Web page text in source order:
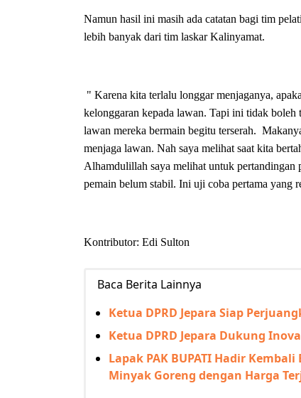
Namun hasil ini masih ada catatan bagi tim
lebih banyak dari tim laskar Kalinyamat.
" Karena kita terlalu longgar menjaganya,
kelonggaran kepada lawan. Tapi ini tidak
lawan mereka bermain begitu terserah.
menjaga lawan. Nah saya melihat saat kita
Alhamdulillah saya melihat untuk
pemain belum stabil. Ini uji coba pertama yang
Kontributor: Edi Sulton
Baca Berita Lainnya
Ketua DPRD Jepara Siap
Ketua DPRD Jepara Dukung
Lapak PAK BUPATI Hadir
Minyak Goreng dengan Harga